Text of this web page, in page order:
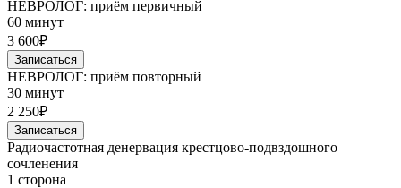
НЕВРОЛОГ: приём первичный
60 минут
3 600₽
Записаться
НЕВРОЛОГ: приём повторный
30 минут
2 250₽
Записаться
Радиочастотная денервация крестцово-подвздошного
сочленения
1 сторона